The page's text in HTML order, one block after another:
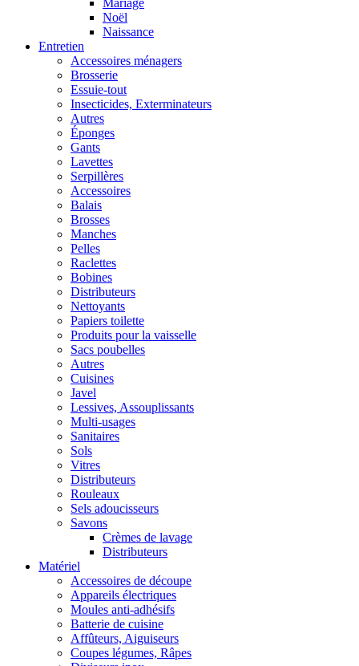
Mariage
Noël
Naissance
Entretien
Accessoires ménagers
Brosserie
Essuie-tout
Insecticides, Exterminateurs
Autres
Éponges
Gants
Lavettes
Serpillères
Accessoires
Balais
Brosses
Manches
Pelles
Raclettes
Bobines
Distributeurs
Nettoyants
Papiers toilette
Produits pour la vaisselle
Sacs poubelles
Autres
Cuisines
Javel
Lessives, Assouplissants
Multi-usages
Sanitaires
Sols
Vitres
Distributeurs
Rouleaux
Sels adoucisseurs
Savons
Crèmes de lavage
Distributeurs
Matériel
Accessoires de découpe
Appareils électriques
Moules anti-adhésifs
Batterie de cuisine
Affûteurs, Aiguiseurs
Coupes légumes, Râpes